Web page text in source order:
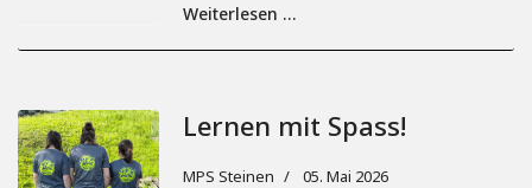
Weiterlesen …
Lernen mit Spass!
MPS Steinen 05. Mai 2026